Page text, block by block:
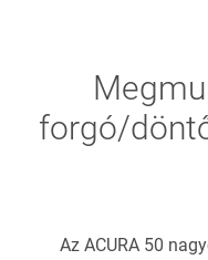
forgó/
Az ACURA 50